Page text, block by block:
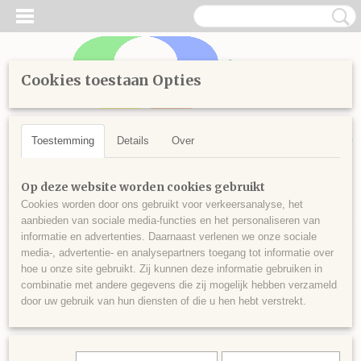
Inloggen Registreren
UW WINKELWAGEN
Home >Diamond Painting> Losse steentjes rond
vanaf 800 >Ronde steentjes nr 813
Ronde steentjes nr 813
Cookies toestaan Opties
Toestemming Details Over
Op deze website worden cookies gebruikt
Cookies worden door ons gebruikt voor verkeersanalyse, het
aanbieden van sociale media-functies en het personaliseren van
informatie en advertenties. Daarnaast verlenen we onze sociale
media-, advertentie- en analysepartners toegang tot informatie over
hoe u onze site gebruikt. Zij kunnen deze informatie gebruiken in
combinatie met andere gegevens die zij mogelijk hebben verzameld
door uw gebruik van hun diensten of die u hen hebt verstrekt.